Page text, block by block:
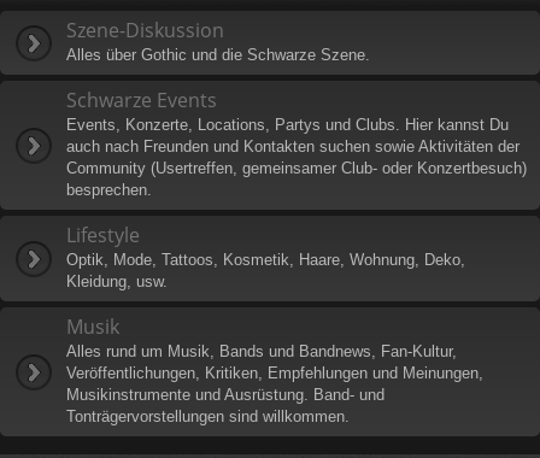
Szene-Diskussion
Alles über Gothic und die Schwarze Szene.
Schwarze Events
Events, Konzerte, Locations, Partys und Clubs. Hier kannst Du
auch nach Freunden und Kontakten suchen sowie Aktivitäten der
Community (Usertreffen, gemeinsamer Club- oder Konzertbesuch)
besprechen.
Lifestyle
Optik, Mode, Tattoos, Kosmetik, Haare, Wohnung, Deko,
Kleidung, usw.
Musik
Alles rund um Musik, Bands und Bandnews, Fan-Kultur,
Veröffentlichungen, Kritiken, Empfehlungen und Meinungen,
Musikinstrumente und Ausrüstung. Band- und
Tonträgervorstellungen sind willkommen.